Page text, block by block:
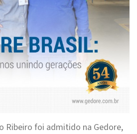
Ribeiro foi admitido na Gedore,